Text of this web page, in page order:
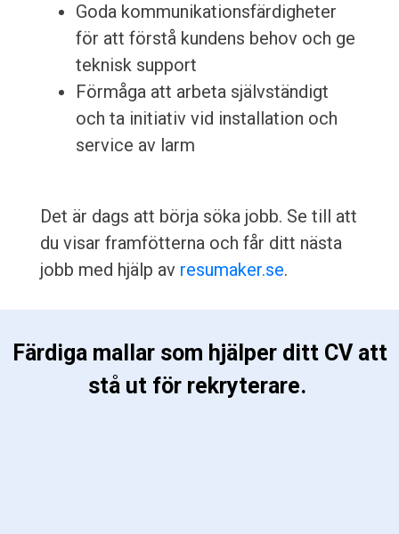
Goda kommunikationsfärdigheter
för att förstå kundens behov och ge
teknisk support
Förmåga att arbeta självständigt
och ta initiativ vid installation och
service av larm
Det är dags att börja söka jobb. Se till att
du visar framfötterna och får ditt nästa
jobb med hjälp av resumaker.se.
stå ut för rekryterare.